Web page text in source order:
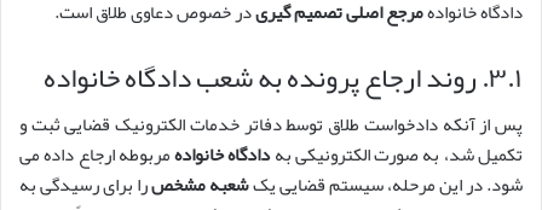
دادگاه خانوادهمرجع اصلی تصمیم گیریدر خصوص دعاوی طلاق است.
۳.۱. روند ارجاع پرونده به شعب دادگاه خانواده
پس از آنکه دادخواست طلاق توسط دفاتر خدمات الکترونیک قضایی ثبت و
تکمیل شد، به صورت الکترونیکی بهدادگاه خانوادهمربوطه ارجاع داده می
شود. در این مرحله، سیستم قضایی یکشعبه مشخصرا برای رسیدگی به